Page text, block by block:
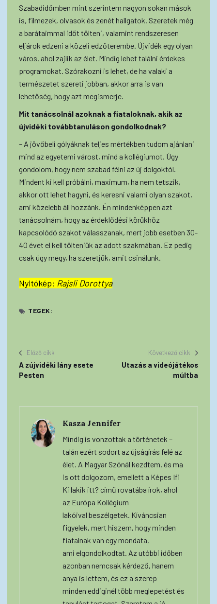
Szabadidőmben mint szerintem nagyon sokan mások
is, filmezek, olvasok és zenét hallgatok. Szeretek még
a barátaimmal időt tölteni, valamint rendszeresen
eljárok edzeni a közeli edzőterembe. Újvidék egy olyan
város, ahol zajlik az élet. Mindig lehet találni érdekes
programokat. Szórakozni is lehet, de ha valaki a
természetet szereti jobban, akkor arra is van
lehetőség, hogy azt megismerje.
Mit tanácsolnál azoknak a fiataloknak, akik az
újvidéki továbbtanuláson gondolkodnak?
– A jövőbeli gólyáknak teljes mértékben tudom ajánlani
mind az egyetemi várost, mind a kollégiumot. Úgy
gondolom, hogy nem szabad félni az új dolgoktól.
Mindent ki kell próbálni, maximum, ha nem tetszik,
akkor ott lehet hagyni, és keresni valami olyan szakot,
ami közelebb áll hozzánk. Én mindenképpen azt
tanácsolnám, hogy az érdeklődési körükhöz
kapcsolódó szakot válasszanak, mert jobb esetben 30-
40 évet el kell tölteniük az adott szakmában. Ez pedig
csak úgy megy, ha szeretjük, amit csinálunk.
Nyitókép: Rajsli Dorottya
TEGEK:
Előző cikk
A zújvidéki lány esete
Pesten
Következő cikk
Utazás a videójátékos
múltba
Kasza Jennifer
Mindig is vonzottak a történetek –
talán ezért sodort az újságírás felé az
élet. A Magyar Szónál kezdtem, és ma
is ott dolgozom, emellett a Képes Ifi
Ki lakik itt? című rovatába írok, ahol
az Európa Kollégium
lakóival beszélgetek. Kíváncsian
figyelek, mert hiszem, hogy minden
fiatalnak van egy mondata,
ami elgondolkodtat. Az utóbbi időben
azonban nemcsak kérdező, hanem
anya is lettem, és ez a szerep
minden eddiginél több meglepetést és